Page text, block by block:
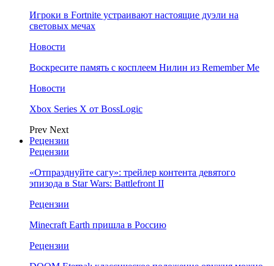
Игроки в Fortnite устраивают настоящие дуэли на
световых мечах
Новости
Воскресите память с косплеем Нилин из Remember Me
Новости
Xbox Series X от BossLogic
Prev Next
Рецензии
Рецензии
«Отпразднуйте сагу»: трейлер контента девятого
эпизода в Star Wars: Battlefront II
Рецензии
Minecraft Earth пришла в Россию
Рецензии